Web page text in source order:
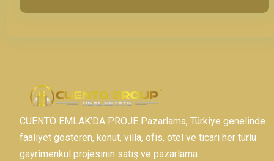
CUENTO EMLAK’DA PROJE Pazarlama, Türkiye genelinde
faaliyet gösteren, konut, villa, ofis, otel ve ticari her türlü
gayrimenkul projesinin satış ve pazarlama